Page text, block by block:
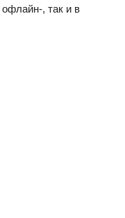
, так и в